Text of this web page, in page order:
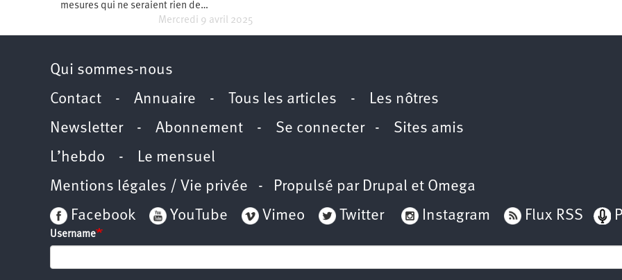
SNCF
Vidéos
latine
Moyen-
Océanie
mesures qui ne seraient rien de…
Mercredi 9 avril 2025
Qui sommes-nous
Contact - Annuaire - Tous les articles - Les nôtres
Newsletter- Abonnement - Se connecter- Sites amis
L’hebdo - Le mensuel
Mentions légales / Vie privée - Propulsé par Drupal et Omega
Facebook
YouTube Vimeo Twitter Instagram Flux RSS
Username